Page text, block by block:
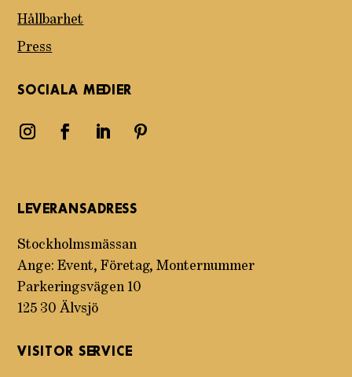
Hållbarhet
Press
SOCIALA MEDIER
LEVERANSADRESS
Stockholmsmässan
Ange: Event, Företag, Monternummer
Parkeringsvägen 10
125 30 Älvsjö
VISITOR SERVICE